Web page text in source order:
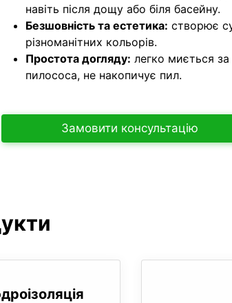
навіть після дощу або біля басейну.
Безшовність та естетика: створює
різноманітних кольорів.
Простота догляду: легко миється
пилососа, не накопичує пил.
Замовити консультацію